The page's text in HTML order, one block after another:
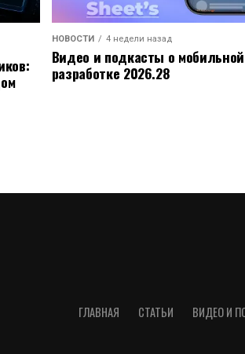
НОВОСТИ 4 недели назад
Видео и подкасты о мобильной
разработке 2026.28
ГЛАВНАЯ СТАТЬИ ВИДЕО И